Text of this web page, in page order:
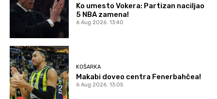
Ko umesto Vokera: Partizan naciljao
5 NBA zamena!
6 Aug 2026. 13:40
KOŠARKA
Makabi doveo centra Fenerbahčea!
6 Aug 2026. 13:05